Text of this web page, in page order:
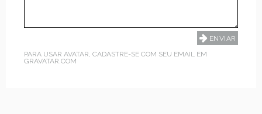
PARA USAR AVATAR, CADASTRE-SE COM SEU EMAIL EM
GRAVATAR.COM